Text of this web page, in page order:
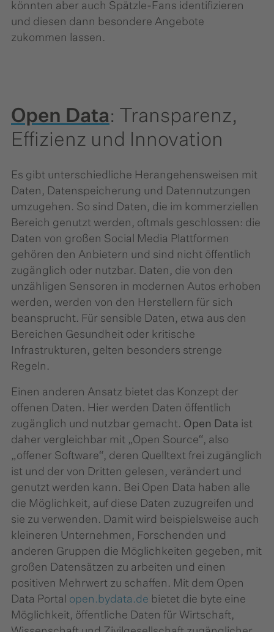
könnten aber auch Spätzle-Fans identifizieren
und diesen dann besondere Angebote
zukommen lassen.
Open Data: Transparenz,
Effizienz und Innovation
Es gibt unterschiedliche Herangehensweisen mit
Daten, Datenspeicherung und Datennutzungen
umzugehen. So sind Daten, die im kommerziellen
Bereich genutzt werden, oftmals geschlossen: die
Daten von großen Social Media Plattformen
gehören den Anbietern und sind nicht öffentlich
zugänglich oder nutzbar. Daten, die von den
unzähligen Sensoren in modernen Autos erhoben
werden, werden von den Herstellern für sich
beansprucht. Für sensible Daten, etwa aus den
Bereichen Gesundheit oder kritische
Infrastrukturen, gelten besonders strenge
Regeln.
Einen anderen Ansatz bietet das Konzept der
offenen Daten. Hier werden Daten öffentlich
zugänglich und nutzbar gemacht. Open Data ist
daher vergleichbar mit „Open Source“, also
„offener Software“, deren Quelltext frei zugänglich
ist und der von Dritten gelesen, verändert und
genutzt werden kann. Bei Open Data haben alle
die Möglichkeit, auf diese Daten zuzugreifen und
sie zu verwenden. Damit wird beispielsweise auch
kleineren Unternehmen, Forschenden und
anderen Gruppen die Möglichkeiten gegeben, mit
großen Daten­sätzen zu arbeiten und einen
positiven Mehrwert zu schaffen. Mit dem Open
Data Portal open.bydata.de bietet die byte eine
Möglichkeit, öffentliche Daten für Wirtschaft,